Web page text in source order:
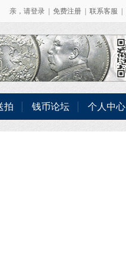
亲，请登录 免费注册 联系客服
拍 钱币论坛 个人中心